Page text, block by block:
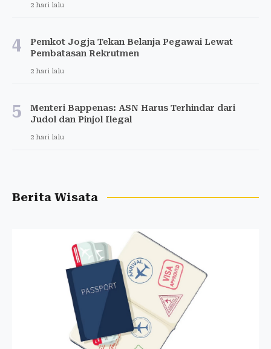
2 hari lalu
4
Pemkot Jogja Tekan Belanja Pegawai Lewat
Pembatasan Rekrutmen
2 hari lalu
5
Menteri Bappenas: ASN Harus Terhindar dari
Judol dan Pinjol Ilegal
2 hari lalu
Berita Wisata